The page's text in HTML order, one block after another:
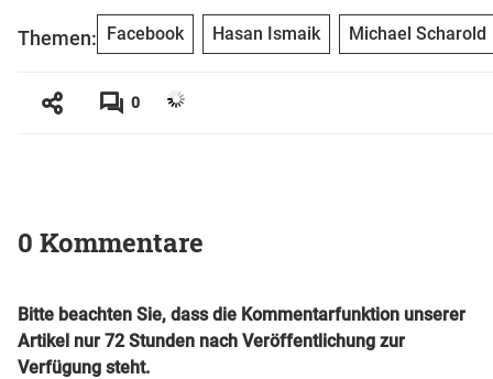
Themen: Facebook Hasan Ismaik Michael Scharold
0
0 Kommentare
Bitte beachten Sie, dass die Kommentarfunktion unserer
Artikel nur 72 Stunden nach Veröffentlichung zur
Verfügung steht.